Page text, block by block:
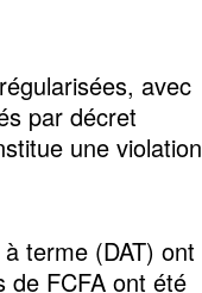
avec
par décret
une violation
terme (DAT) ont
de FCFA ont été